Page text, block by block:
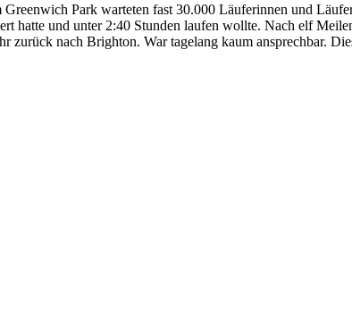
Park warteten fast 30.000 Läuferinnen und
hatte und unter 2:40 Stunden laufen wollte. Nach elf
zurück nach Brighton. War tagelang kaum ansprechbar.